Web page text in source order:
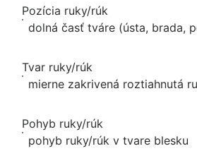
Pozícia ruky/rúk
dolná časť tváre (ústa, brada,
Tvar ruky/rúk
mierne zakrivená roztiahnutá
Pohyb ruky/rúk
pohyb ruky/rúk v tvare blesku